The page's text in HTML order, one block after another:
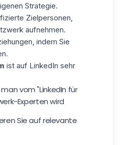
Strategie.
Zielpersonen,
aufnehmen.
indem Sie
ist auf LinkedIn sehr
vom "LinkedIn für
Experten wird
Sie auf relevante